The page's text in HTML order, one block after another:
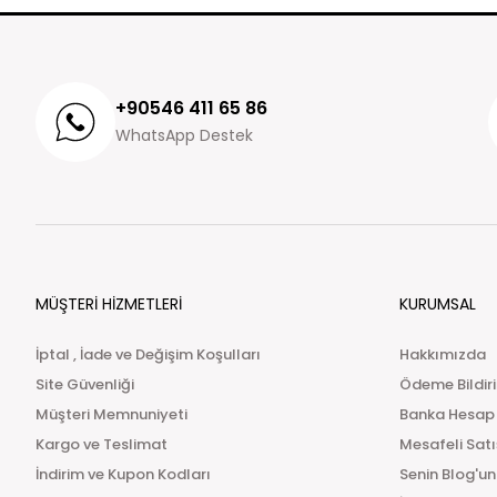
+90546 411 65 86
WhatsApp Destek
MÜŞTERİ HİZMETLERİ
İptal , İade ve Değişim Koşulları
Site Güvenliği
Müşteri Memnuniyeti
Kargo ve Teslimat
İndirim ve Kupon Kodları
KURUMSAL
Hakkımızda
Ödeme
Banka
Mesafeli
Senin Blog'un